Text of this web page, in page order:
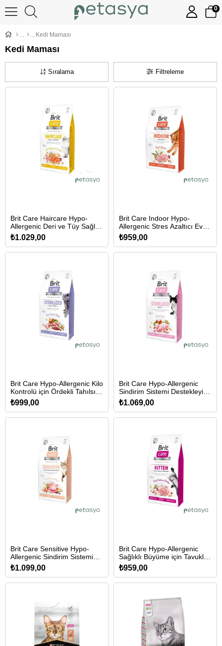
0
Kedi Maması
Kedi Maması
Filtreleme
Sıralama
Brit Care Haircare Hypo-
Allergenic Deri ve Tüy Sağlığı
için Tahılsız Yetişkin Kedi
Maması 2 Kg
₺1.029,00
Brit Care Indoor Hypo-
Allergenic Stres Azaltıcı Ev
Kedileri için Tahılsız Yetişkin
Kedi Maması 2 Kg
₺959,00
Brit Care Hypo-Allergenic Kilo
Kontrolü için Ördekli Tahılsız
Kısırlaştırılmış Kedi Maması
2 Kg
₺999,00
Brit Care Hypo-Allergenic
Sindirim Sistemi Destekleyici
Tahılsız Kısırlaştırılmış Kedi
Maması 2 Kg
₺1.069,00
Brit Care Sensitive Hypo-
Allergenic Sindirim Sistemi
Destekleyici Tahılsız Yetişkin
Kedi Maması 2 Kg
₺1.099,00
Brit Care Hypo-Allergenic
Sağlıklı Büyüme için Tavuklu
ve Hindili Tahılsız Yavru Kedi
Maması 2 Kg
₺959,00